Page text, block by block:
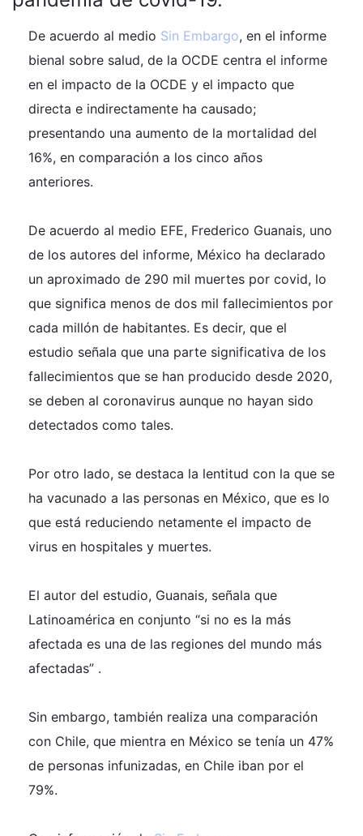
De acuerdo al medio Sin Embargo, en el informe
bienal sobre salud, de la OCDE centra el informe
en el impacto de la OCDE y el impacto que
directa e indirectamente ha causado;
presentando una aumento de la mortalidad del
16%, en comparación a los cinco años
anteriores.
De acuerdo al medio EFE, Frederico Guanais, uno
de los autores del informe, México ha declarado
un aproximado de 290 mil muertes por covid, lo
que significa menos de dos mil fallecimientos por
cada millón de habitantes. Es decir, que el
estudio señala que una parte significativa de los
fallecimientos que se han producido desde 2020,
se deben al coronavirus aunque no hayan sido
detectados como tales.
Por otro lado, se destaca la lentitud con la que se
ha vacunado a las personas en México, que es lo
que está reduciendo netamente el impacto de
virus en hospitales y muertes.
El autor del estudio, Guanais, señala que
Latinoamérica en conjunto “si no es la más
afectada es una de las regiones del mundo más
afectadas” .
Sin embargo, también realiza una comparación
con Chile, que mientra en México se tenía un 47%
de personas infunizadas, en Chile iban por el
79%.